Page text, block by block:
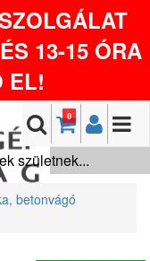
13-15 ÓRA
EL!
0
születnek...
betonvágó